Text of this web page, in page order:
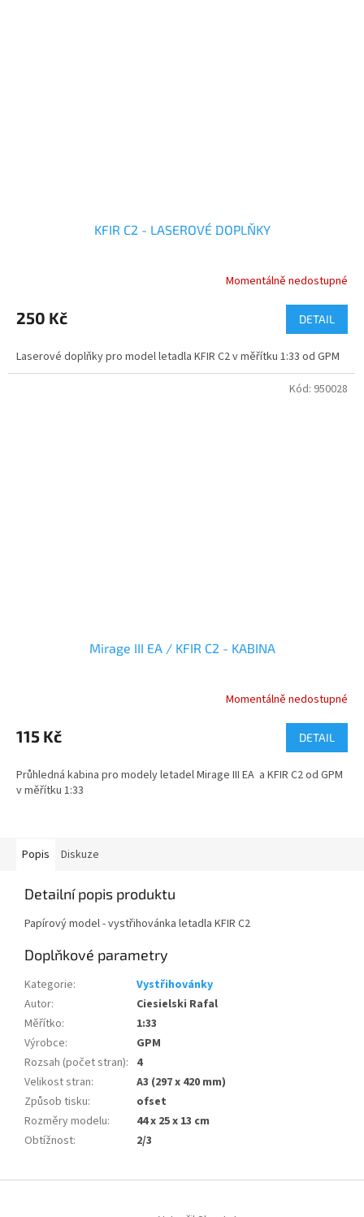
KFIR C2 - LASEROVÉ DOPLŇKY
Momentálně nedostupné
250 Kč DETAIL
Laserové doplňky pro model letadla KFIR C2 v měřítku 1:33 od GPM
Mirage III EA / KFIR C2 - KABINA
Momentálně nedostupné
115 Kč DETAIL
Průhledná kabina pro modely letadel Mirage III EA a KFIR C2 od GPM
v měřítku 1:33
Kód: 950028
Popis Diskuze
Detailní popis produktu
Papírový model - vystřihovánka letadla KFIR C2
Doplňkové parametry
Kategorie:
Vystřihovánky
Autor:
Ciesielski Rafal
Měřítko:
1:33
Výrobce:
GPM
Rozsah (počet stran): 4
Velikost stran:
A3 (297 x 420 mm)
Způsob tisku:
ofset
Rozměry modelu:
44 x 25 x 13 cm
Obtížnost: 2/3